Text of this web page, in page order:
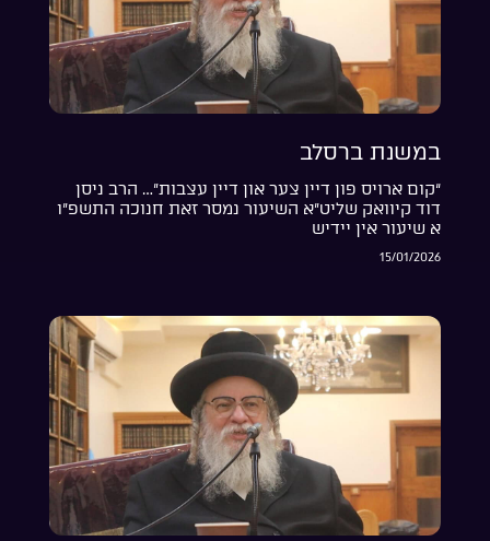
במשנת ברסלב
“קום ארויס פון דיין צער און דיין עצבות”… הרב ניסן
דוד קיוואק שליט”א השיעור נמסר זאת חנוכה התשפ”ו
א שיעור אין יידיש
15/01/2026